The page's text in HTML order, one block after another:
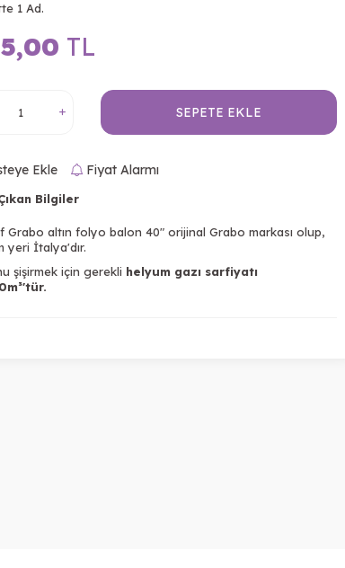
1 Ad.
TL
SEPETE EKLE
Ekle Fiyat Alarmı
Bilgiler
Grabo altın folyo balon 40" orijinal Grabo markası olup,
yeri İtalya'dır.
şişirmek için gerekli helyum gazı sarfiyatı